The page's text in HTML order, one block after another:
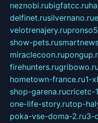
neznobi.rubigfatcc.ru
delfinet.rusilvernano.ru
velotrenajery.ru
show-pets.ru
miraclecoon.ru
firehunters.rugribowo.ru
hometown-france.ru1-
shop-garena.rucricetc-
one-life-story.rutop-
poka-vse-doma-2.ru3-